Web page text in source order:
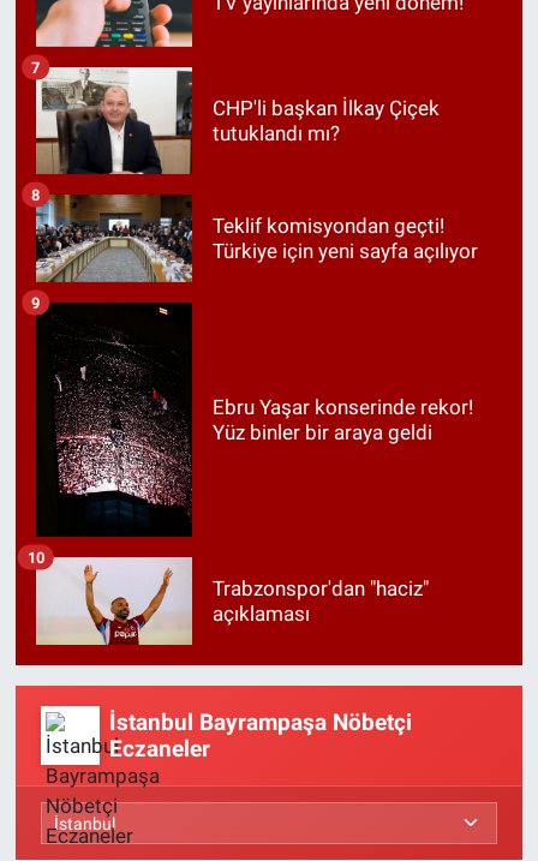
CHP'li başkan İlkay Çiçek
tutuklandı mı?
7
Teklif komisyondan geçti!
Türkiye için yeni sayfa açılıyor
8
Ebru Yaşar konserinde rekor!
Yüz binler bir araya geldi
9
Trabzonspor'dan "haciz"
açıklaması
10
İstanbul Bayrampaşa Nöbetçi
Eczaneler